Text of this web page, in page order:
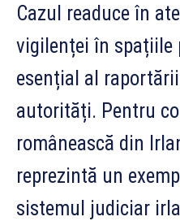
Cazul readuce în
vigilenței în spațiile
esențial al
autorități. Pentru
românească din
reprezintă un
sistemul judiciar